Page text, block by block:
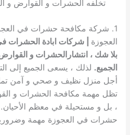
تخلفه الحشرات و القوارض و
1. شركة مكافحة حشرات في
العجوزة | شركات ابادة الحشرات
بلا شك ، انتشارالحشرات و
الجميع. لذلك ، يسعى الجميع إلى
أجل منزل نظيف و صحي و آمن
تظل مهمة مكافحة الحشرات و
، بل و مستحيلة في معظم
حشرات في العجوزة مهمة